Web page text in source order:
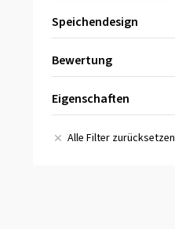
GMP Mentor(64)
GMP Pervan
GMP Raceway(33)
GMP Rebel(109)
von
bis
Speichendesign
Sternfelge
Bewertung
Eigenschaften
Alle Filter zurücksetzen